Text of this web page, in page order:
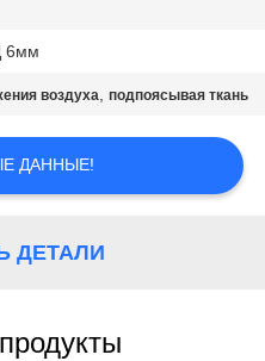
воздуха,подпоясывая ткань
ДАННЫЕ!
ДЕТАЛИ